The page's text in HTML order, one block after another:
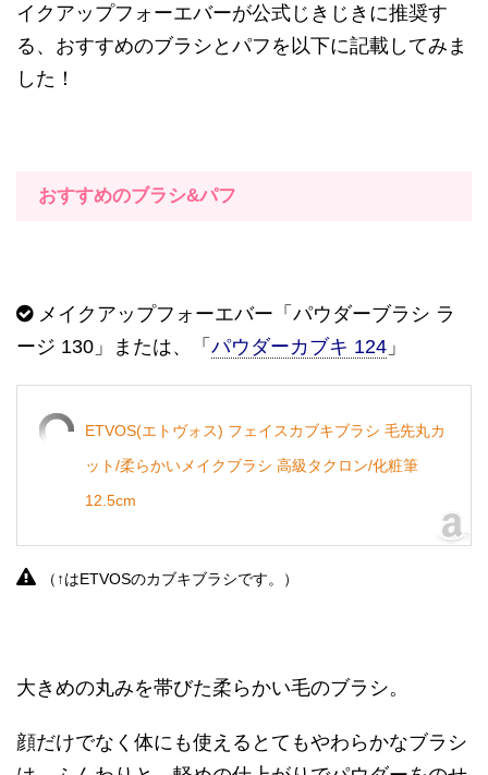
イクアップフォーエバーが公式じきじきに推奨す
る、おすすめのブラシとパフを以下に記載してみま
した！
おすすめのブラシ&パフ
メイクアップフォーエバー「パウダーブラシ ラ
ージ 130」または、「 パウダーカブキ 124 」
ETVOS(エトヴォス) フェイスカブキブラシ 毛先丸カ
ット/柔らかいメイクブラシ 高級タクロン/化粧筆
12.5cm
（↑はETVOSのカブキブラシです。）
大きめの丸みを帯びた柔らかい毛のブラシ。
顔だけでなく体にも使えるとてもやわらかなブラシ